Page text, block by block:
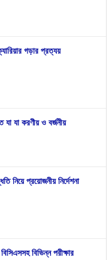
গড়ার প্রত্যয়
যা করণীয় ও বর্জনীয়
নিয়ে প্রয়োজনীয় নির্দেশনা
বিভিন্ন পরীক্ষার